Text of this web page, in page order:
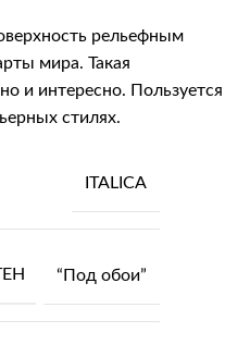
рельефным
мира. Такая
и интересно. Пользуется
стилях.
ITALICA
“Под обои”